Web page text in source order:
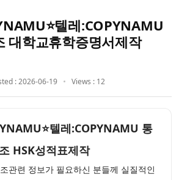
텔레:COPYNAMU
대학교휴학증명서제작
: 2026-06-19 Views : 12
텔레:COPYNAMU 통
HSK성적표제작
관련 정보가 필요하신 분들께 실질적인